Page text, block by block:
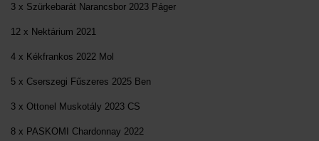
3 x Szürkebarát Narancsbor 2023 Páger
12 x Nektárium 2021
4 x Kékfrankos 2022 Mol
5 x Cserszegi Fűszeres 2025 Ben
3 x Ottonel Muskotály 2023 CS
8 x PASKOMI Chardonnay 2022